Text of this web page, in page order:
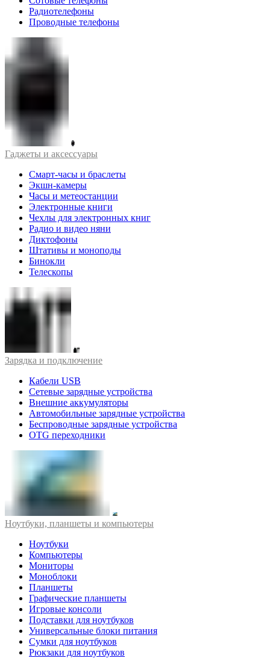
Радиотелефоны
Проводные телефоны
Гаджеты и аксессуары
Смарт-часы и браслеты
Экшн-камеры
Часы и метеостанции
Электронные книги
Чехлы для электронных книг
Радио и видео няни
Диктофоны
Штативы и моноподы
Бинокли
Телескопы
Зарядка и подключение
Кабели USB
Сетевые зарядные устройства
Внешние аккумуляторы
Автомобильные зарядные устройства
Беспроводные зарядные устройства
OTG переходники
Ноутбуки, планшеты и компьютеры
Ноутбуки
Компьютеры
Мониторы
Моноблоки
Планшеты
Графические планшеты
Игровые консоли
Подставки для ноутбуков
Универсальные блоки питания
Сумки для ноутбуков
Рюкзаки для ноутбуков